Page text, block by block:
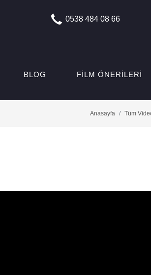
0538 484 08 66
BLOG FILM ÖNERILERI
Anasayfa Tüm